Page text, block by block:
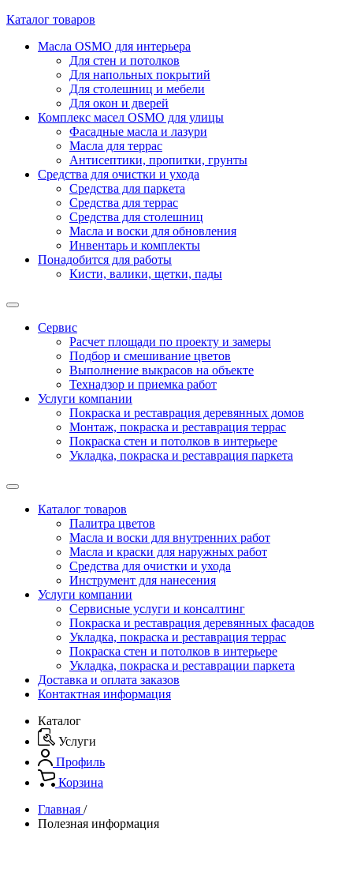
Каталог товаров
Масла OSMO для интерьера
Для стен и потолков
Для напольных покрытий
Для столешниц и мебели
Для окон и дверей
Комплекс масел OSMO для улицы
Фасадные масла и лазури
Масла для террас
Антисептики, пропитки, грунты
Средства для очистки и ухода
Средства для паркета
Средства для террас
Средства для столешниц
Масла и воски для обновления
Инвентарь и комплекты
Понадобится для работы
Кисти, валики, щетки, пады
Сервис
Расчет площади по проекту и замеры
Подбор и смешивание цветов
Выполнение выкрасов на объекте
Технадзор и приемка работ
Услуги компании
Покраска и реставрация деревянных домов
Монтаж, покраска и реставрация террас
Покраска стен и потолков в интерьере
Укладка, покраска и реставрация паркета
Каталог товаров
Палитра цветов
Масла и воски для внутренних работ
Масла и краски для наружных работ
Средства для очистки и ухода
Инструмент для нанесения
Услуги компании
Сервисные услуги и консалтинг
Покраска и реставрация деревянных фасадов
Укладка, покраска и реставрация террас
Покраска стен и потолков в интерьере
Укладка, покраска и реставрации паркета
Доставка и оплата заказов
Контактная информация
Каталог
Услуги
Профиль
Корзина
Главная /
Полезная информация